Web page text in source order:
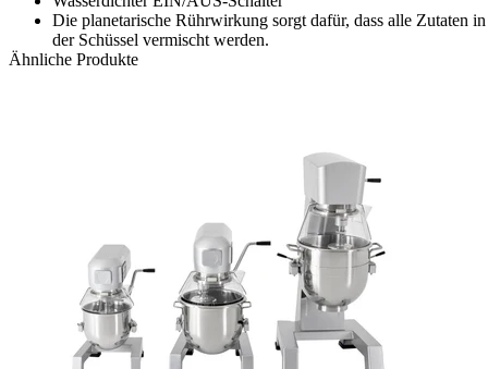
Die planetarische Rührwirkung sorgt dafür, dass alle Zutaten in
der Schüssel vermischt werden.
Ähnliche Produkte